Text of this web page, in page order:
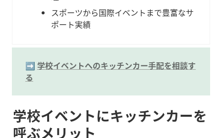
スポーツから国際イベントまで豊富なサ
ポート実績
➡️ 学校イベントへのキッチンカー手配を相談す
る
学校イベントにキッチンカーを
呼ぶメリット